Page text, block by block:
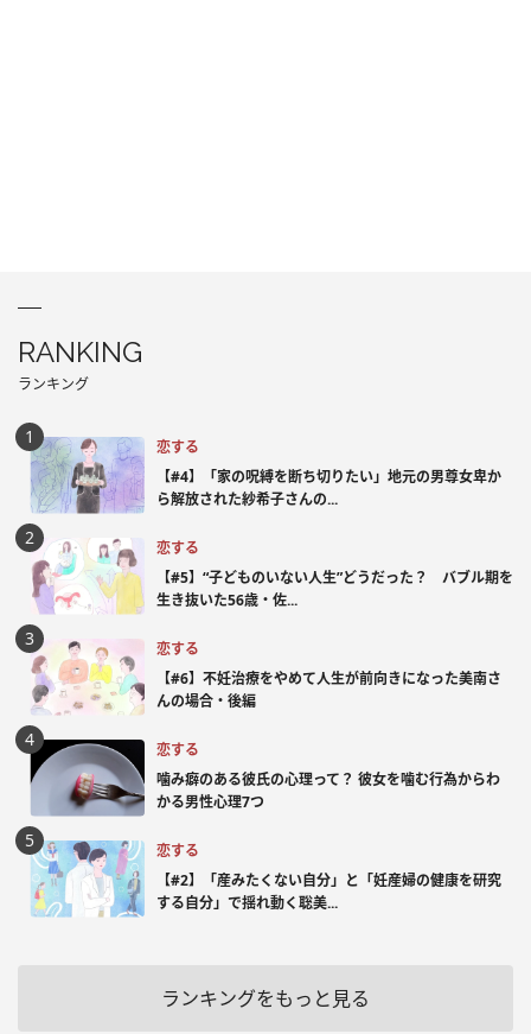
RANKING
ランキング
恋する
【#4】「家の呪縛を断ち切りたい」地元の男尊女卑か
ら解放された紗希子さんの...
恋する
【#5】“子どものいない人生”どうだった？ バブル期を
生き抜いた56歳・佐...
恋する
【#6】不妊治療をやめて人生が前向きになった美南さ
んの場合・後編
恋する
噛み癖のある彼氏の心理って？ 彼女を噛む行為からわ
かる男性心理7つ
恋する
【#2】「産みたくない自分」と「妊産婦の健康を研究
する自分」で揺れ動く聡美...
ランキングをもっと見る